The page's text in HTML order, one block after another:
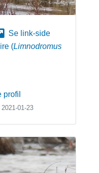
Se link-side
(Limnodromus
profil
2021-01-23